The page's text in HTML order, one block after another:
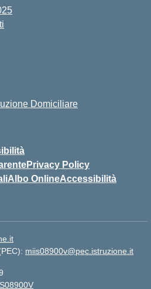
Domiciliare
Privacy Policy
Albo OnlineAccessibilità
miis08900v@pec.istruzione.it